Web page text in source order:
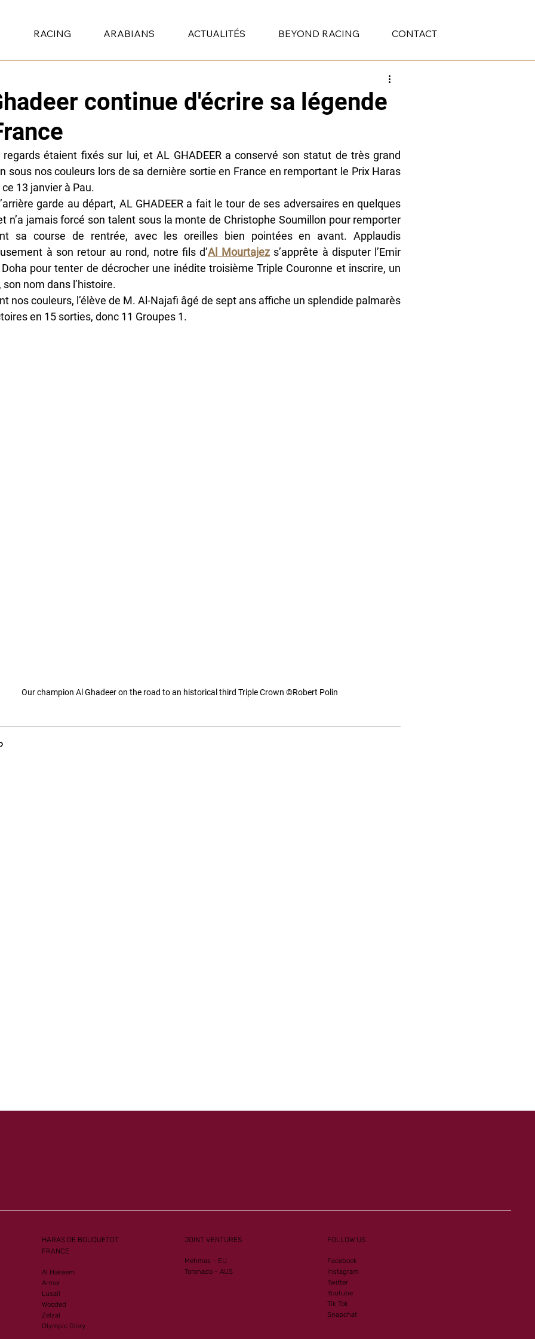
RACING ARABIANS ACTUALITÉS BEYOND RACING CONTACT
continue d'écrire sa légende
regards étaient fixés sur lui, et AL GHADEER a conservé son statut de très grand
sous nos couleurs lors de sa dernière sortie en France en remportant le Prix Haras
13 janvier à Pau.
garde au départ, AL GHADEER a fait le tour de ses adversaires en quelques
n’a jamais forcé son talent sous la monte de Christophe Soumillon pour remporter
sa course de rentrée, avec les oreilles bien pointées en avant. Applaudis
à son retour au rond, notre fils d’Al Mourtajez s’apprête à disputer l’Emir
pour tenter de décrocher une inédite troisième Triple Couronne et inscrire, un
son nom dans l’histoire.
nos couleurs, l’élève de M. Al-Najafi âgé de sept ans affiche un splendide palmarès
en 15 sorties, donc 11 Groupes 1.
Our champion Al Ghadeer on the road to an historical third Triple Crown ©Robert Polin
HARAS DE BOUQUETOT
FRANCE
Al Hakeem
Armor
Lusail
Wooded
Zelzal
Olympic Glory
JOINT VENTURES
Mehmas - EU
Toronado - AUS
FOLLOW US
Facebook
Instagram
Twitter
Youtube
Tik Tok
Snapchat